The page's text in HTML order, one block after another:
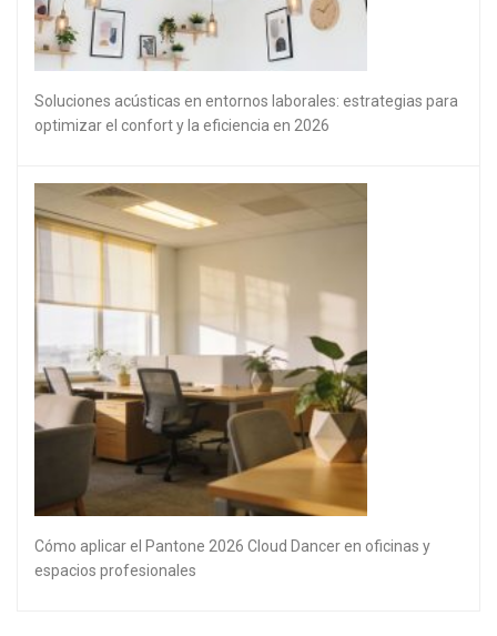
Soluciones acústicas en entornos laborales: estrategias para
optimizar el confort y la eficiencia en 2026
Cómo aplicar el Pantone 2026 Cloud Dancer en oficinas y
espacios profesionales